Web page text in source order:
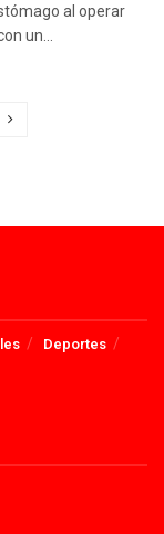
al operar
un...
Deportes